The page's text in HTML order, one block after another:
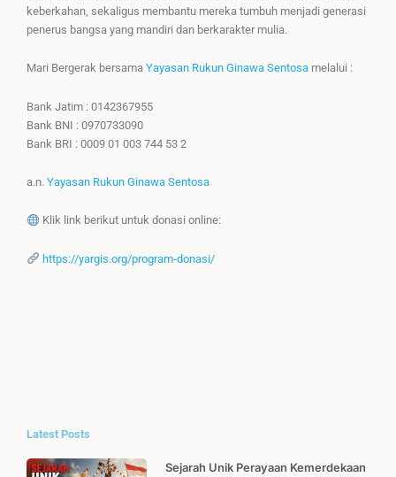
keberkahan, sekaligus membantu mereka tumbuh menjadi generasi
penerus bangsa yang mandiri dan berkarakter mulia.
Mari Bergerak bersama Yayasan Rukun Ginawa Sentosa melalui :
Bank Jatim : 0142367955
Bank BNI : 0970733090
Bank BRI : 0009 01 003 744 53 2
a.n. Yayasan Rukun Ginawa Sentosa
Klik link berikut untuk donasi online:
https://yargis.org/program-donasi/
Latest Posts
Sejarah Unik Perayaan Kemerdekaan